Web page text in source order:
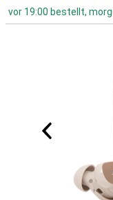
vor 19:00 bestellt,